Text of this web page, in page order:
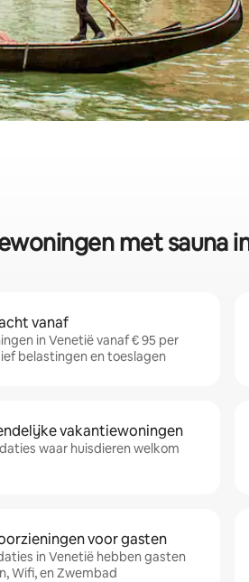
met sauna
vanaf
in Venetië vanaf € 95 per
belastingen en toeslagen
vakantiewoningen
waar huisdieren welkom
voor gasten
in Venetië hebben gasten
Wifi, en Zwembad